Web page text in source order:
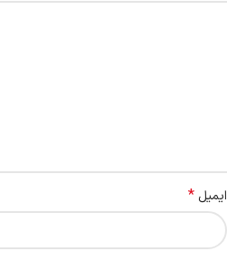
ایمیل *